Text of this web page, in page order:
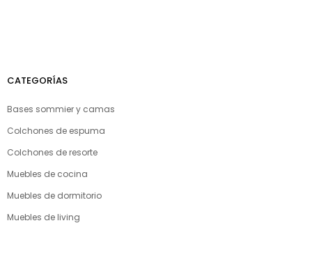
CATEGORÍAS
Bases sommier y camas
Colchones de espuma
Colchones de resorte
Muebles de cocina
Muebles de dormitorio
Muebles de living